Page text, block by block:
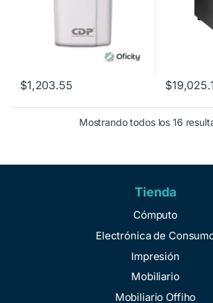
$1,203.55 $
Mostrando todos los 16
Tienda
Cómputo
Electrónica de
Impresión
Mobiliario
Mobiliario Offiho